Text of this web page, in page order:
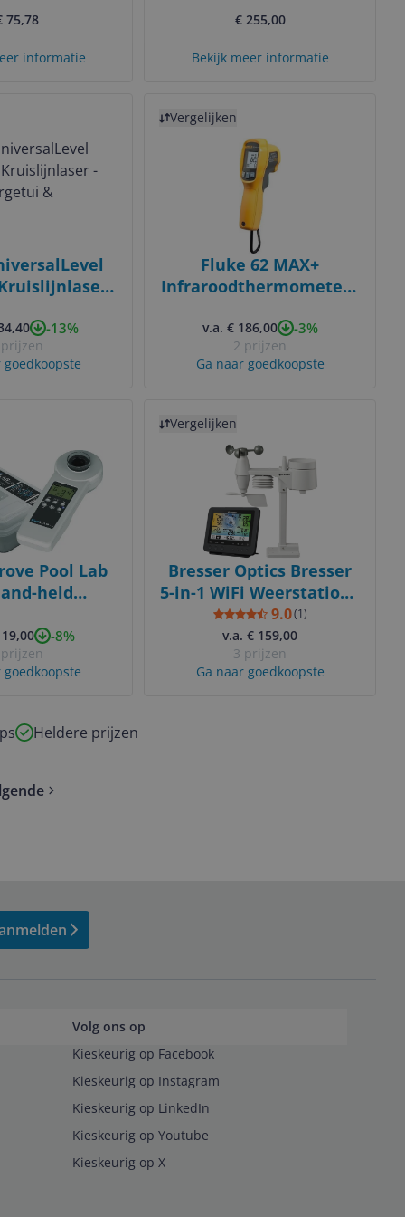
75,78
informatie
€ 255,00
Bekijk meer informatie
-
-13%
goedkoopste
Vergelijken
Fluke 62 MAX+
Infraroodthermometer -
650 graden
v.a. € 186,00 -3%
2 prijzen
Ga naar goedkoopste
Pool Lab
held
-8%
goedkoopste
Vergelijken
Bresser Optics Bresser
5-in-1 WiFi Weerstation -
Zwart - Incl. Barometer,
Hygrometer,
Windsnelheidmeter,
Regenmeter &
9.0(1)
v.a. € 159,00
3 prijzen
Ga naar goedkoopste
Heldere prijzen
Volg ons op
Kieskeurig op Facebook
Kieskeurig op Instagram
Kieskeurig op LinkedIn
Kieskeurig op Youtube
Kieskeurig op X